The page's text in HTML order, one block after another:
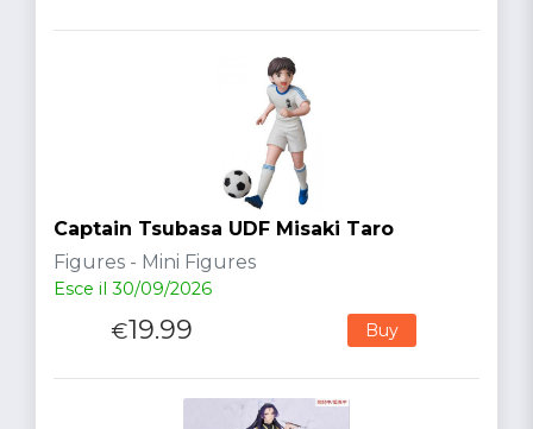
Captain Tsubasa UDF Misaki Taro
Figures - Mini Figures
Esce il 30/09/2026
€19.99 Buy